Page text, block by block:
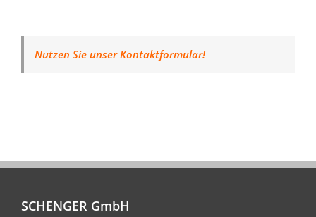
Nutzen Sie unser Kontaktformular!
SCHENGER GmbH